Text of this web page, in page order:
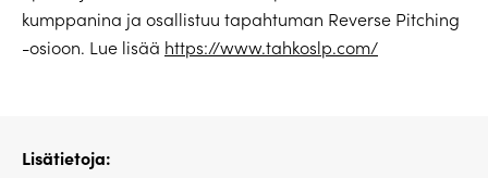
kumppanina ja osallistuu tapahtuman Reverse Pitching
-osioon. Lue lisää https://www.tahkoslp.com/
Lisätietoja: